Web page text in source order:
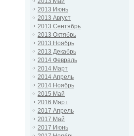
2013 Июнь
2013 Август
2013 Сентябрь
2013 Октябрь
2013 Ноябрь
2013 Декабрь
2014 Февраль
2014 Март
2014 Апрель
2014 Ноябрь
2015 Май
2016 Март
2017 Апрель
2017 Май
2017 Июнь